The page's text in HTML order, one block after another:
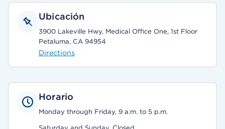
Ubicación
3900 Lakeville Hwy, Medical Office One, 1st Floor
Petaluma, CA 94954
Directions
Horario
Monday through Friday, 9 a.m. to 5 p.m.